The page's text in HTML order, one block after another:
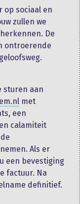
op sociaal en
zullen we
De
ontroerende
sturen aan
met
een
calamiteit
Als er
een bevestiging
factuur. Na
definitief.